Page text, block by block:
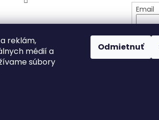
reklám,
médií a
súbory
Odmietnuť
Email
cookies